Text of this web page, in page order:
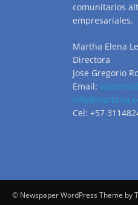
comunitarios
empresariales.
Martha Elena
Directora
Jose Gregorio
Email:
Cel: +57
© Newspaper WordPress Theme by